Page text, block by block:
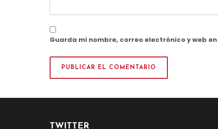
Guarda mi nombre, correo electrónico y web
TWITTER